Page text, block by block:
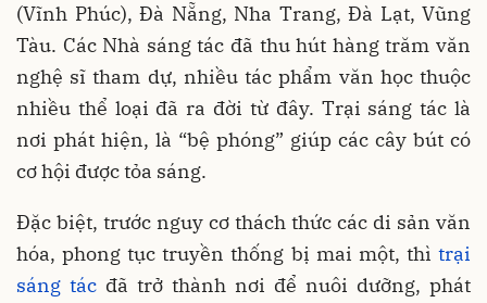
(Vĩnh Phúc), Đà Nẵng, Nha Trang, Đà Lạt, Vũng
Tàu. Các Nhà sáng tác đã thu hút hàng trăm văn
nghệ sĩ tham dự, nhiều tác phẩm văn học thuộc
nhiều thể loại đã ra đời từ đây. Trại sáng tác là
nơi phát hiện, là “bệ phóng” giúp các cây bút có
cơ hội được tỏa sáng.
Đặc biệt, trước nguy cơ thách thức các di sản văn
hóa, phong tục truyền thống bị mai một, thì trại
sáng tác đã trở thành nơi để nuôi dưỡng, phát